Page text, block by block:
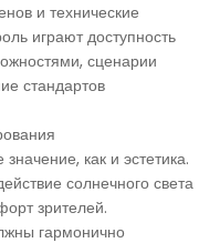
и технические
играют доступность
сценарии
стандартов
как и эстетика.
солнечного света
зрителей.
гармонично